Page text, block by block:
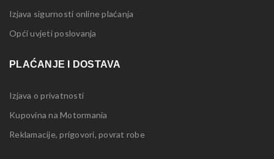
Izjava sigurnosti online plaćanja
Opći uvjeti poslovanja
PLAĆANJE I DOSTAVA
Izjava o privatnosti
Kupovina na Motormania
Reklamacije, prigovori, povrat robe